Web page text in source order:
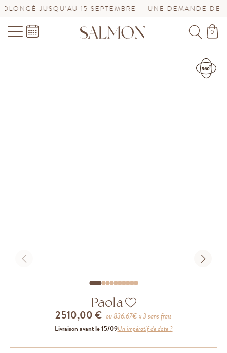
15 SEPTEMBRE — UNE DEMANDE DE BIJOU
0
Paola
2 510,00 € ou836.67€ x 3 sans frais
Livraison avant le 15/09Un impératif de date ?